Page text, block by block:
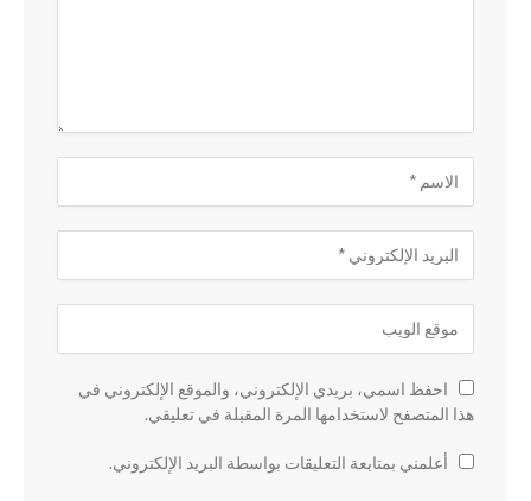
احفظ اسمي، بريدي الإلكتروني، والموقع الإلكتروني في
هذا المتصفح لاستخدامها المرة المقبلة في تعليقي.
أعلمني بمتابعة التعليقات بواسطة البريد الإلكتروني.